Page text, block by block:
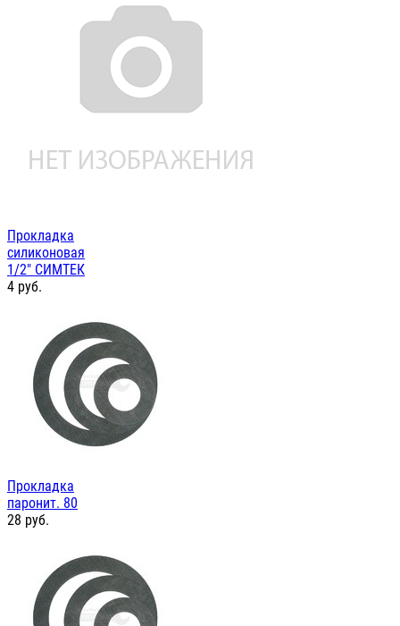
Прокладка
силиконовая
1/2" СИМТЕК
4 руб.
Прокладка
паронит. 80
28 руб.